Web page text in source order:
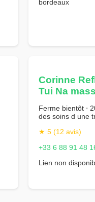
bordeaux
Corinne
Tui Na
Ferme bientôt ⋅
des soins d une
★ 5 (12 avis)
+33 6 88 91 48
Lien non